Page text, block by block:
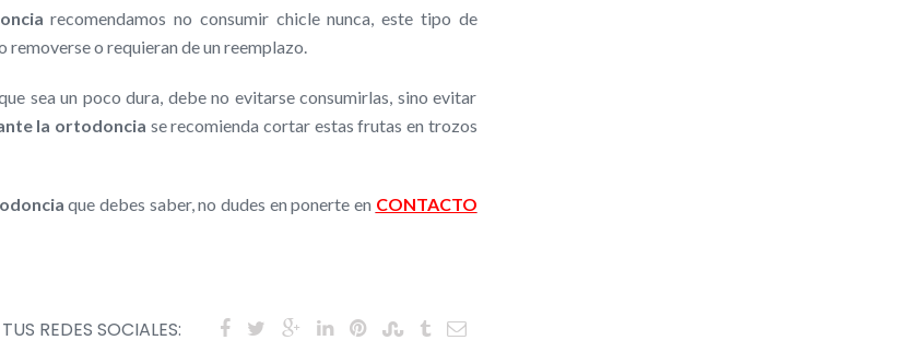
recomendamos no consumir chicle nunca, este tipo de
removerse o requieran de un reemplazo.
sea un poco dura, debe no evitarse consumirlas, sino evitar
la ortodoncia se recomienda cortar estas frutas en trozos
que debes saber, no dudes en ponerte en CONTACTO
REDES SOCIALES: